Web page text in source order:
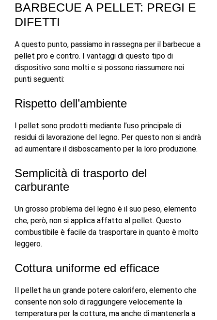
BARBECUE A PELLET: PREGI E
DIFETTI
A questo punto, passiamo in rassegna per il barbecue a
pellet pro e contro. I vantaggi di questo tipo di
dispositivo sono molti e si possono riassumere nei
punti seguenti:
Rispetto dell’ambiente
I pellet sono prodotti mediante l’uso principale di
residui di lavorazione del legno. Per questo non si andrà
ad aumentare il disboscamento per la loro produzione.
Semplicità di trasporto del
carburante
Un grosso problema del legno è il suo peso, elemento
che, però, non si applica affatto al pellet. Questo
combustibile è facile da trasportare in quanto è molto
leggero.
Cottura uniforme ed efficace
Il pellet ha un grande potere calorifero, elemento che
consente non solo di raggiungere velocemente la
temperatura per la cottura, ma anche di mantenerla a